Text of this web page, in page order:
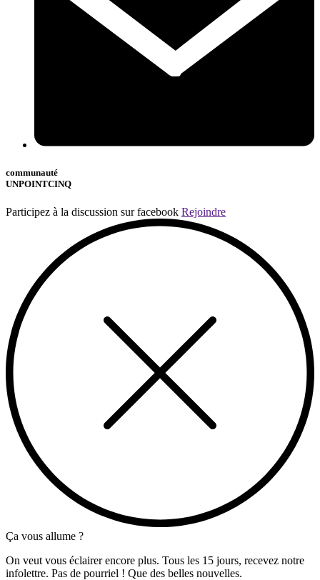
communauté
UNPOINTCINQ
Participez à la discussion sur facebook Rejoindre
Ça vous allume ?
On veut vous éclairer encore plus. Tous les 15 jours, recevez notre
infolettre. Pas de pourriel ! Que des belles nouvelles.